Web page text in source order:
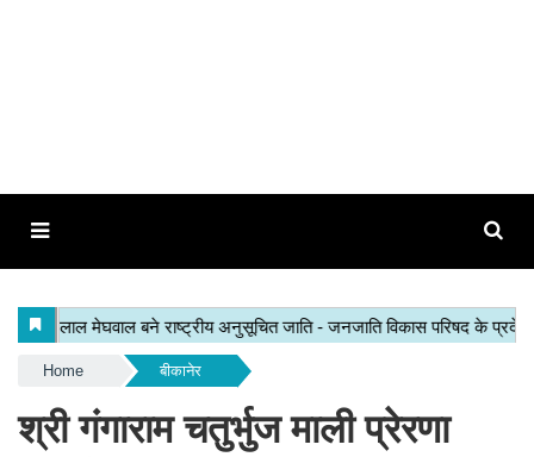
Home बीकानेर
श्री गंगाराम चतुर्भुज माली प्रेरणा